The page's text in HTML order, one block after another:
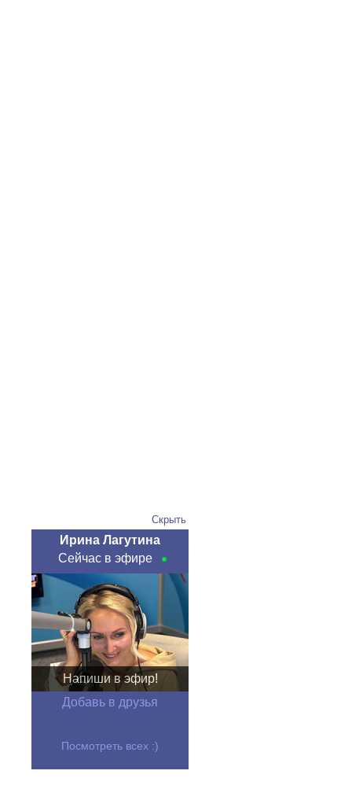
Скрыть
Ирина Лагутина
Сейчас в эфире
Напиши в эфир!
Добавь в друзья
Посмотреть всех :)